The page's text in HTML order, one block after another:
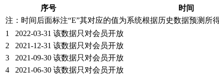
序号
时间
注：时间后面标注“E”其对应的值为系统根据历史数据预测所
1
2022-03-31 该数据只对会员开放
2
2021-12-31 该数据只对会员开放
3
2021-09-30 该数据只对会员开放
4
2021-06-30 该数据只对会员开放